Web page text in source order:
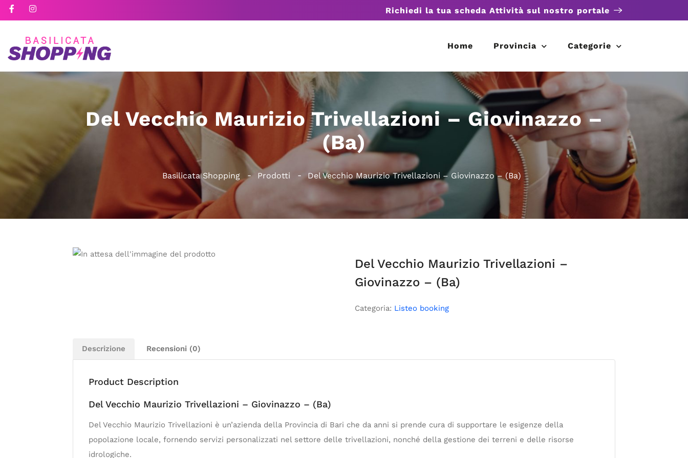
Richiedi la tua scheda Attività sul nostro portale
Home Provincia Categorie
Del Vecchio Maurizio Trivellazioni – Giovinazzo –
(Ba)
Basilicata Shopping Prodotti Del Vecchio Maurizio Trivellazioni – Giovinazzo – (Ba)
Del Vecchio Maurizio Trivellazioni –
Giovinazzo – (Ba)
Categoria: Listeo booking
Descrizione Recensioni (0)
Product Description
Del Vecchio Maurizio Trivellazioni – Giovinazzo – (Ba)
Del Vecchio Maurizio Trivellazioni è un’azienda della Provincia di Bari che da anni si prende cura di supportare le esigenze della
popolazione locale, fornendo servizi personalizzati nel settore delle trivellazioni, nonché della gestione dei terreni e delle risorse
idrologiche.